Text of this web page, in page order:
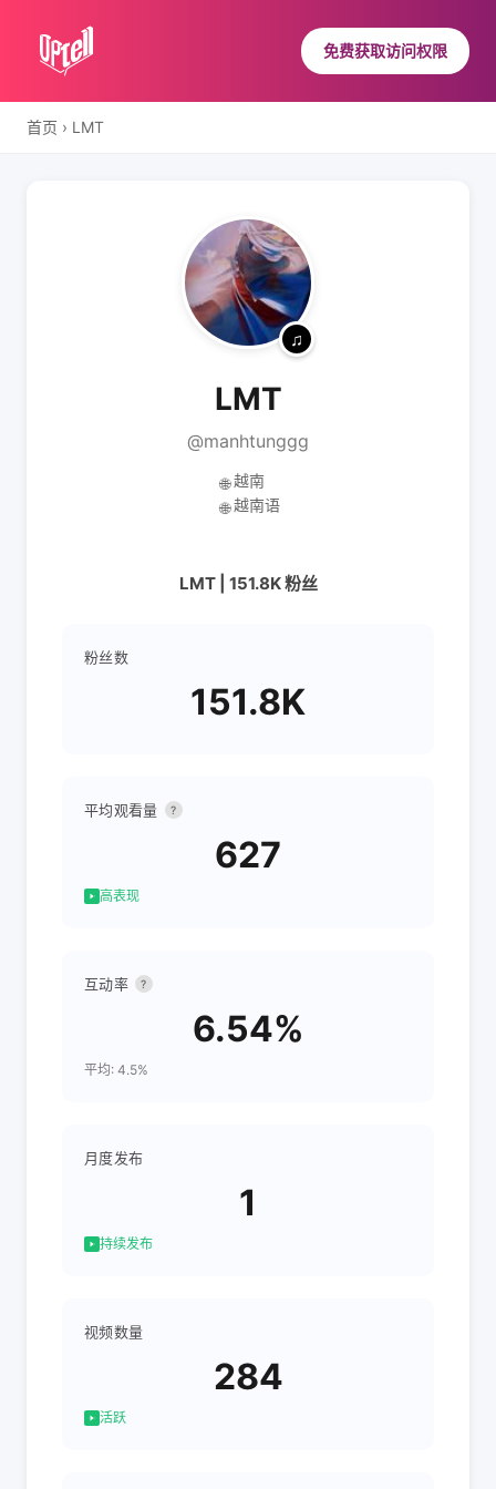
免费获取访问权限
首页 › LMT
LMT
@manhtunggg
🌐 越南
🌐 越南语
LMT | 151.8K 粉丝
粉丝数
151.8K
平均观看量 ?
627
高表现
互动率 ?
6.54%
平均: 4.5%
月度发布
1
持续发布
视频数量
284
活跃